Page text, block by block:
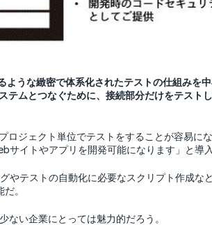
うな緻密で体系化されたテストの仕組みを
テムとつなぐために、接続部分だけをテス
ジェクト単位でテストをすることが容易に
イトやアプリを開発可能になります」と導
テストの自動化に必要なスクリプト作成な
。
い企業にとっては魅力的だろう。